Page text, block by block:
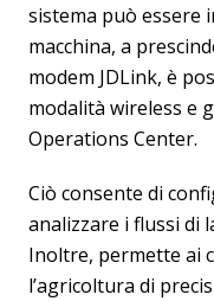
sistema può essere
macchina, a
modem JDLink, è
modalità wireless e
Operations Center.
Ciò consente di
analizzare i flussi di
Inoltre, permette ai
l’agricoltura di